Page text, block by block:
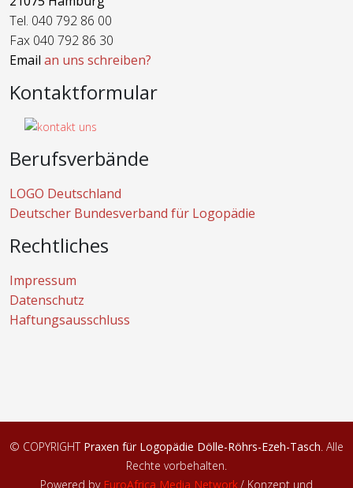
Tel. 040 792 86 00
Fax 040 792 86 30
Email an uns schreiben?
Kontaktformular
Berufsverbände
LOGO Deutschland
Deutscher Bundesverband für Logopädie
Rechtliches
Impressum
Datenschutz
Haftungsausschluss
© COPYRIGHT Praxen für Logopädie Dölle-Röhrs-Ezeh-Tasch. Alle
Rechte vorbehalten.
Powered by EuroAfrica Media Network/ Konzept und